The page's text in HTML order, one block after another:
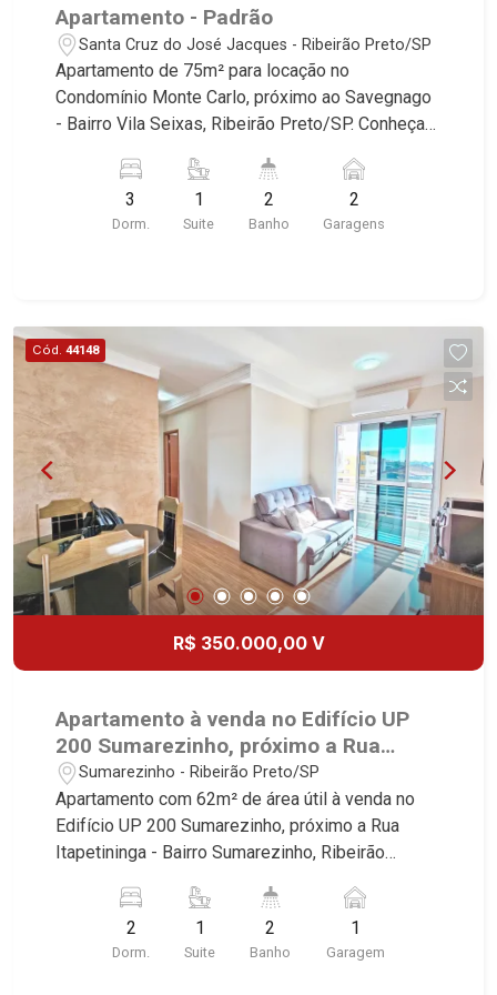
Apartamento - Padrão
Santa Cruz do José Jacques - Ribeirão Preto/SP
Apartamento de 75m² para locação no
Condomínio Monte Carlo, próximo ao Savegnago
- Bairro Vila Seixas, Ribeirão Preto/SP. Conheça
Imobiliária selecionou para você: - 75m² de área
útil - 3 dormitórios com armários, sendo 1 suíte -
Banheiro social - Sala 2 ambientes - Cozinha e
em Venda e Locação! Avenida João Fiúsa, 1051 -
Alto da Boa Vista | Ribeirão Preto.
3
Dorm.
1
Suite
2
Banho
2
Garagens
Cód. 44148
R$ 350.000,00 V
Apartamento à venda no Edifício UP
200 Sumarezinho, próximo a Rua
Itapetininga - Ribeirão Preto/SP.
Sumarezinho - Ribeirão Preto/SP
Apartamento com 62m² de área útil à venda no
Edifício UP 200 Sumarezinho, próximo a Rua
Itapetininga - Bairro Sumarezinho, Ribeirão
imóvel que a Martinelli Imobiliária selecionou
para você: - 62m² de área útil - 2 dormitórios com
armários sendo 1 suíte com ar-condicionado -
2
Dorm.
1
Suite
2
Banho
1
Garagem